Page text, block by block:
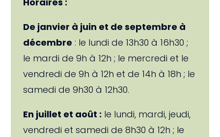
De janvier à juin et de septembre à
décembre : le lundi de 13h30 à 16h30 ;
le mardi de 9h à 12h ; le mercredi et le
vendredi de 9h à 12h et de 14h à 18h ; le
samedi de 9h30 à 12h30.
En juillet et août : le lundi, mardi, jeudi,
vendredi et samedi de 8h30 à 12h ; le